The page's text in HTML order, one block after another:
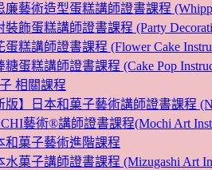
廉藝術造型蛋糕講師證書課程
裝飾蛋糕講師證書課程 (Party
蛋糕講師證書課程 (Flower Cake
糖蛋糕講師證書課程 (Cake Pop
相關課程
版】日本和菓子藝術講師證書課程
藝術®講師證書課程(Mochi Art
和菓子藝術進階課程
水菓子講師證書課程 (Mizugashi Art